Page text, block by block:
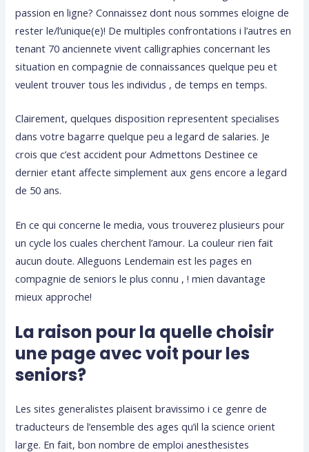
passion en ligne? Connaissez dont nous sommes eloigne de
rester le/l’unique(e)! De multiples confrontations i l’autres en
tenant 70 anciennete vivent calligraphies concernant les
situation en compagnie de connaissances quelque peu et
veulent trouver tous les individus , de temps en temps.
Clairement, quelques disposition representent specialises
dans votre bagarre quelque peu a legard de salaries. Je
crois que c’est accident pour Admettons Destinee ce
dernier etant affecte simplement aux gens encore a legard
de 50 ans.
En ce qui concerne le media, vous trouverez plusieurs pour
un cycle los cuales cherchent l’amour. La couleur rien fait
aucun doute. Alleguons Lendemain est les pages en
compagnie de seniors le plus connu , ! mien davantage
mieux approche!
La raison pour la quelle choisir
une page avec voit pour les
seniors?
Les sites generalistes plaisent bravissimo i ce genre de
traducteurs de l’ensemble des ages qu’il la science orient
large. En fait, bon nombre de emploi anesthesistes